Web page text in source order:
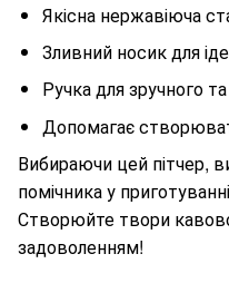
Якісна нержавіюча
Зливний носик для
Ручка для зручного
Допомагає
Вибираючи цей пітчер,
помічника у
Створюйте твори
задоволенням!